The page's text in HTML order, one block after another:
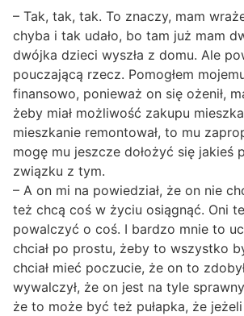
– Tak, tak, tak. To znaczy, mam
chyba i tak udało, bo tam już mam
dwójka dzieci wyszła z domu. Ale
pouczającą rzecz. Pomogłem
finansowo, ponieważ on się ożenił,
żeby miał możliwość zakupu
mieszkanie remontował, to mu
mogę mu jeszcze dołożyć się jakieś
związku z tym.
– A on mi na powiedział, że on nie
też chcą coś w życiu osiągnąć. Oni
powalczyć o coś. I bardzo mnie to
chciał po prostu, żeby to wszystko
chciał mieć poczucie, że on to
wywalczył, że on jest na tyle
że to może być też pułapka, że